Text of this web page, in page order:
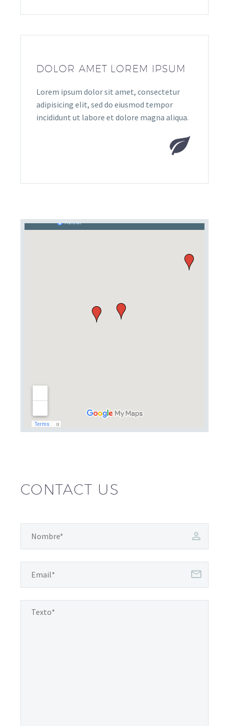
DOLOR AMET LOREM IPSUM
Lorem ipsum dolor sit amet, consectetur
adipisicing elit, sed do eiusmod tempor
incididunt ut labore et dolore magna aliqua.


CONTACT US